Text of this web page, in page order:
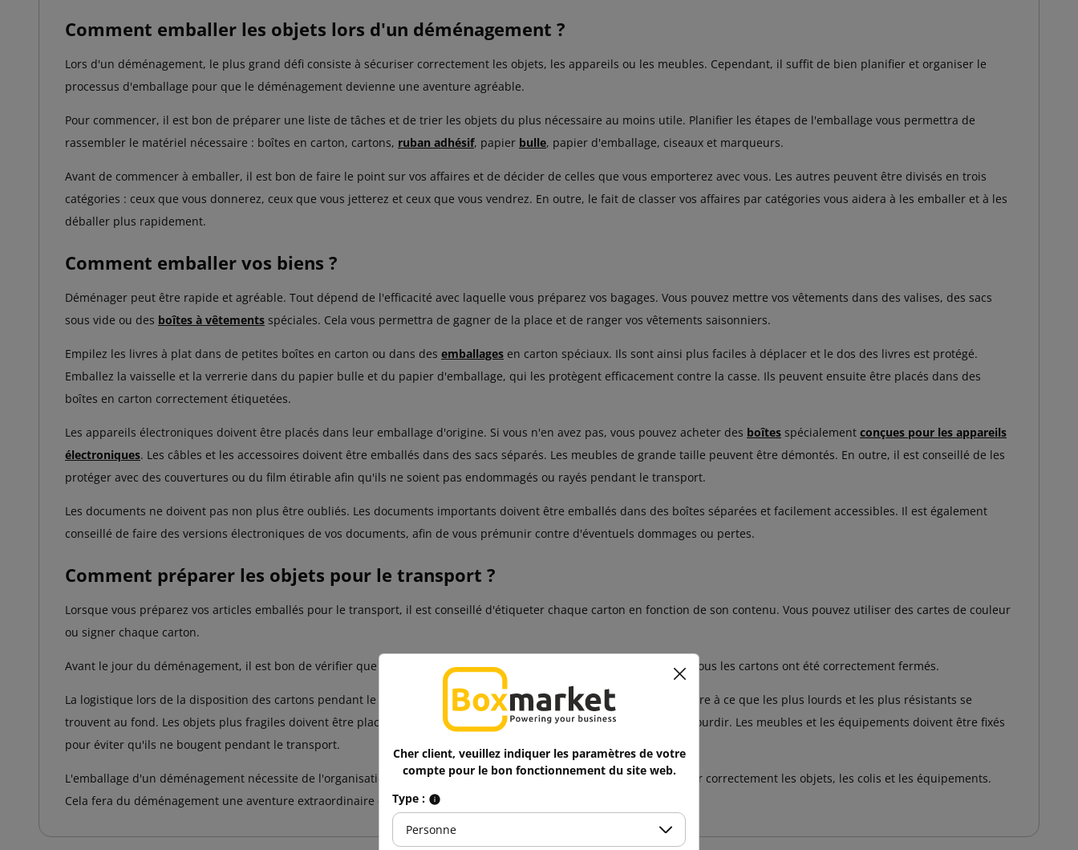
Comment emballer les objets lors d'un déménagement ?
Lors d'un déménagement, le plus grand défi consiste à sécuriser correctement les objets, les appareils ou les meubles. Cependant, il suffit de bien planifier et organiser le
processus d'emballage pour que le déménagement devienne une aventure agréable.
Pour commencer, il est bon de préparer une liste de tâches et de trier les objets du plus nécessaire au moins utile. Planifier les étapes de l'emballage vous permettra de
rassembler le matériel nécessaire : boîtes en carton, cartons, ruban adhésif, papier bulle, papier d'emballage, ciseaux et marqueurs.
Avant de commencer à emballer, il est bon de faire le point sur vos affaires et de décider de celles que vous emporterez avec vous. Les autres peuvent être divisés en trois
catégories : ceux que vous donnerez, ceux que vous jetterez et ceux que vous vendrez. En outre, le fait de classer vos affaires par catégories vous aidera à les emballer et à les
déballer plus rapidement.
Comment emballer vos biens ?
Déménager peut être rapide et agréable. Tout dépend de l'efficacité avec laquelle vous préparez vos bagages. Vous pouvez mettre vos vêtements dans des valises, des sacs
sous vide ou des boîtes à vêtements spéciales. Cela vous permettra de gagner de la place et de ranger vos vêtements saisonniers.
Empilez les livres à plat dans de petites boîtes en carton ou dans des emballages en carton spéciaux. Ils sont ainsi plus faciles à déplacer et le dos des livres est protégé.
Emballez la vaisselle et la verrerie dans du papier bulle et du papier d'emballage, qui les protègent efficacement contre la casse. Ils peuvent ensuite être placés dans des
boîtes en carton correctement étiquetées.
Les appareils électroniques doivent être placés dans leur emballage d'origine. Si vous n'en avez pas, vous pouvez acheter des boîtes spécialement conçues pour les appareils
électroniques. Les câbles et les accessoires doivent être emballés dans des sacs séparés. Les meubles de grande taille peuvent être démontés. En outre, il est conseillé de les
protéger avec des couvertures ou du film étirable afin qu'ils ne soient pas endommagés ou rayés pendant le transport.
Les documents ne doivent pas non plus être oubliés. Les documents importants doivent être emballés dans des boîtes séparées et facilement accessibles. Il est également
conseillé de faire des versions électroniques de vos documents, afin de vous prémunir contre d'éventuels dommages ou pertes.
Comment préparer les objets pour le transport ?
Lorsque vous préparez vos articles emballés pour le transport, il est conseillé d'étiqueter chaque carton en fonction de son contenu. Vous pouvez utiliser des cartes de couleur
ou signer chaque carton.
Avant le jour du déménagement, il est bon de vérifier que tout a été correctement fixé et emballé. Assurez-vous que tous les cartons ont été correctement fermés.
La logistique lors de la disposition des cartons pendant le transport est très importante. Disposez les objets de manière à ce que les plus lourds et les plus résistants se
trouvent au fond. Les objets plus fragiles doivent être placés sur le dessus, de manière à ce que rien ne vienne les alourdir. Les meubles et les équipements doivent être fixés
pour éviter qu'ils ne bougent pendant le transport.
L'emballage d'un déménagement nécessite de l'organisation et de la planification. Il s'agit de sélectionner et d'arrimer correctement les objets, les colis et les équipements.
Cela fera du déménagement une aventure extraordinaire et un plaisir.
Cher client, veuillez indiquer les paramètres de votre
compte pour le bon fonctionnement du site web.
Type :
Personne